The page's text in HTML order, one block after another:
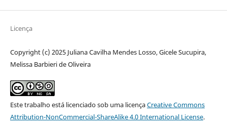
Licença
Copyright (c) 2025 Juliana Cavilha Mendes Losso, Gicele Sucupira,
Melissa Barbieri de Oliveira
Este trabalho está licenciado sob uma licençaCreative Commons
Attribution-NonCommercial-ShareAlike 4.0 International License.